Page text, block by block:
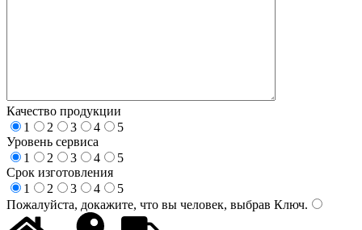
Качество продукции
1
2 3 4
5
Уровень сервиса
1
2 3 4
5
Срок изготовления
1
2 3 4
5
Пожалуйста, докажите, что вы человек, выбрав Ключ.